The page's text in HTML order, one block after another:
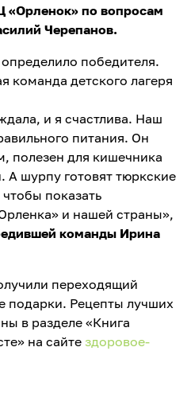
«Орленок» по вопросам
Черепанов.
победителя.
команда детского лагеря
и я счастлива. Наш
питания. Он
полезен для кишечника
А шурпу готовят тюркские
показать
и нашей страны»,
команды Ирина
переходящий
подарки. Рецепты лучших
в разделе «Книга
на сайте здоровое-